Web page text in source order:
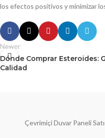
los efectos positivos y minimizar
Newer
Dónde Comprar Esteroides:
Calidad
Çevrimiçi Duvar Paneli